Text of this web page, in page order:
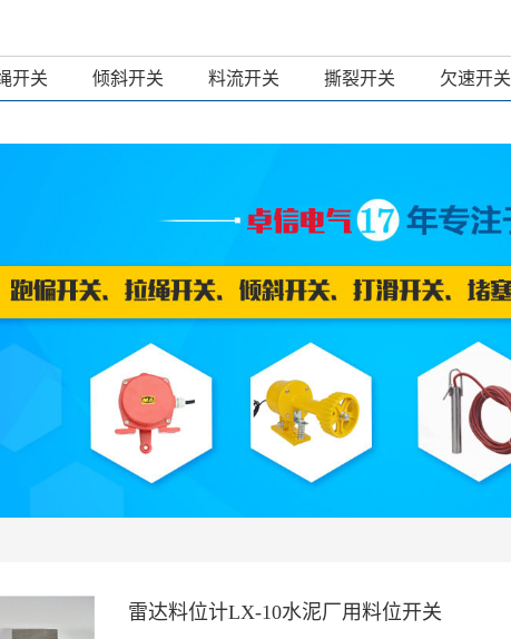
开关 倾斜开关 料流开关 撕裂开关 欠速开关
雷达料位计LX-10水泥厂用料位开关